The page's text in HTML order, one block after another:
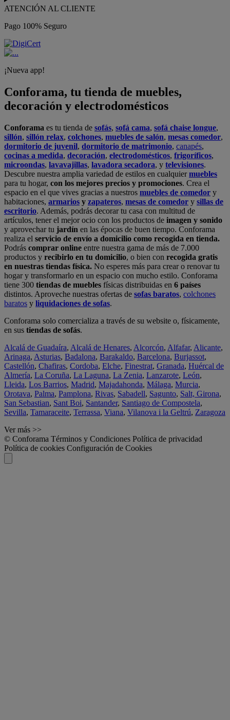
ATENCIÓN AL CLIENTE
Pago 100% Seguro
¡Nueva app!
Conforama, tu tienda de muebles,
decoración y electrodomésticos
Conforama es tu tienda de sofás, sofá cama, sofá chaise longue,
sillón, sillón relax, colchones, muebles de salón, mesas comedor,
dormitorio de juvenil, dormitorio de matrimonio, canapés,
cocinas a medida, decoración, electrodomésticos, frigoríficos,
microondas, lavavajillas, lavadora secadora, y televisiones.
Descubre nuestra amplia variedad de estilos en cualquiermuebles
para tu hogar, con los mejores precios y promociones. Crea el
espacio en el que vives gracias a nuestros muebles de comedor y
habitaciones, armarios y zapateros, mesas de comedor y sillas de
escritorio. Además, podrás decorar tu casa con multitud de
artículos, tener el mejor ocio con los productos de imagen y sonido
y aprovechar tu jardín en las épocas de buen tiempo. Conforama
realiza el servicio de envío a domicilio como recogida en tienda.
Podrás comprar online entre nuestra gama de más de 7.000
productos y recibirlo en tu domicilio, o bien con recogida gratis
en nuestras tiendas física. No esperes más para crear o renovar tu
hogar y transformarlo en un espacio con mucho estilo. Conforama
tiene 300 tiendas de muebles físicas distribuidas en 6 países
distintos. Aproveche nuestras ofertas de sofas baratos, colchones
baratos y liquidaciones de sofas.
Conforama solo comercializa a través de su website o, físicamente,
en sus tiendas de sofás.
Alcalá de Guadaíra, Alcalá de Henares, Alcorcón, Alfafar, Alicante,
Arinaga, Asturias, Badalona, Barakaldo, Barcelona, Burjassot,
Castellón, Chafiras, Cordoba, Elche, Finestrat, Granada, Huércal de
Almería, La Coruña, La Laguna, La Zenia, Lanzarote, León,
Lleida, Los Barrios, Madrid, Majadahonda, Málaga, Murcia,
Orotava, Palma, Pamplona, Rivas, Sabadell, Sagunto, Salt, Girona,
San Sebastian, Sant Boi, Santander, Santiago de Compostela,
Sevilla, Tamaraceite, Terrassa, Viana, Vilanova i la Geltrú, Zaragoza
Ver más >>
© Conforama Términos y Condiciones Política de privacidad
Política de cookies Configuración de Cookies